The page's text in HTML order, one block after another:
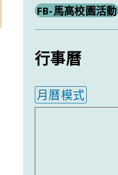
FB-馬高校園活動
行事曆
月曆模式